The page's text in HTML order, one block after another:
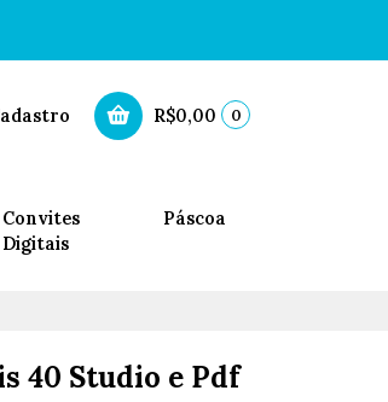
R$0,00 0
Convites
Digitais
Páscoa
40 Studio e Pdf